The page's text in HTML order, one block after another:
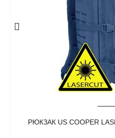
РЮКЗАК US COOPER